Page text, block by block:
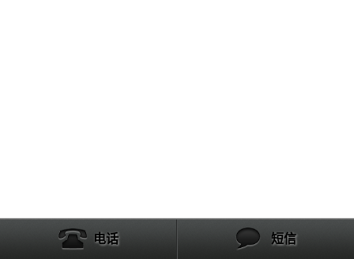
电话 短信